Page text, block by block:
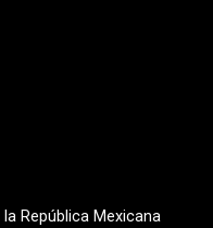
República Mexicana